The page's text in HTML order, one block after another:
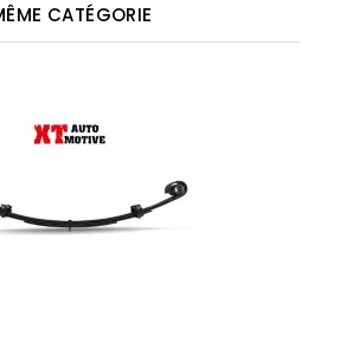
CATÉGORIE